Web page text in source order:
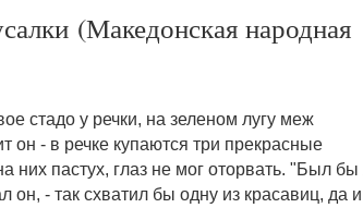
(Македонская народная
стадо у речки, на зеленом лугу меж
он - в речке купаются три прекрасные
них пастух, глаз не мог оторвать. "Был бы
он, - так схватил бы одну из красавиц, да и